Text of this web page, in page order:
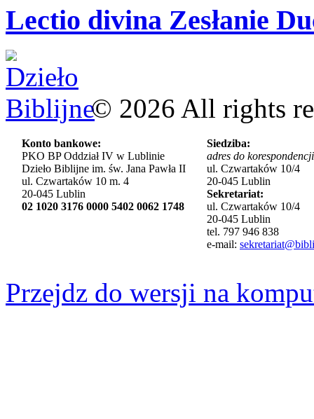
Lectio divina Zesłanie
© 2026 All rights
Konto bankowe:
PKO BP Oddział IV w Lublinie
Dzieło Biblijne im. św. Jana Pawła II
ul. Czwartaków 10 m. 4
20-045 Lublin
02 1020 3176 0000 5402 0062 1748
Siedziba:
adres do
ul. Czwartaków 10/4
20-045 Lublin
Sekretariat:
ul. Czwartaków 10/4
20-045 Lublin
tel. 797 946 838
e-mail:
Przejdz do wersji na